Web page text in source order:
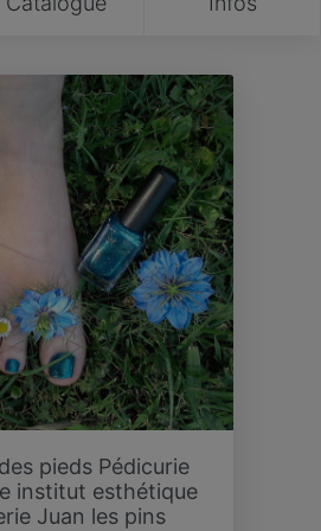
pieds Pédicurie
institut esthétique
Juan les pins